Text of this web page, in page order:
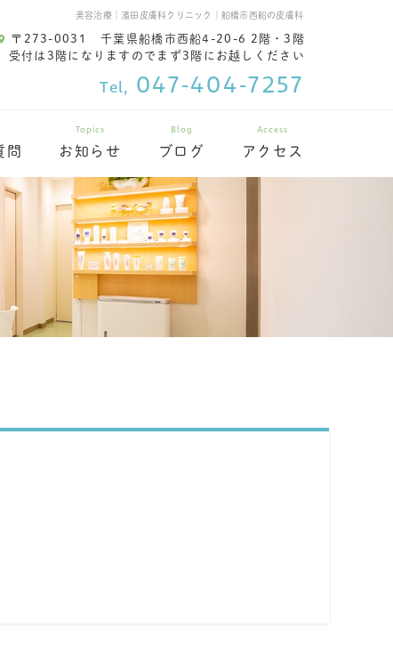
美容治療｜濱田皮膚科クリニック｜船橋市西船の皮膚科
〒273-0031
千葉県船橋市西船4-20-6 2階・3階
受付は3階になりますのでまず3階にお越しください
Tel, 047-404-7257
問
Topics
お知らせ
Blog
ブログ
Access
アクセス